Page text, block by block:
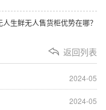
人生鲜无人售货柜优势在哪？
返回列表
2024-05
2024-05